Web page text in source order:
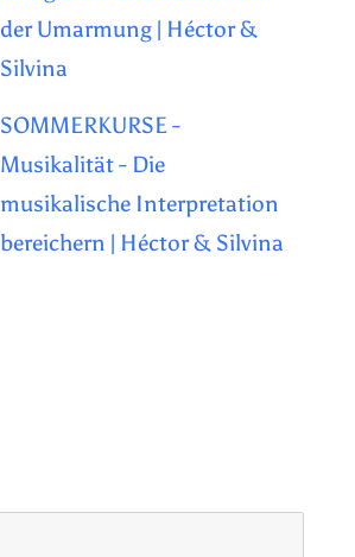
der Umarmung | Héctor &
Silvina
SOMMERKURSE -
Musikalität - Die
musikalische Interpretation
bereichern | Héctor & Silvina